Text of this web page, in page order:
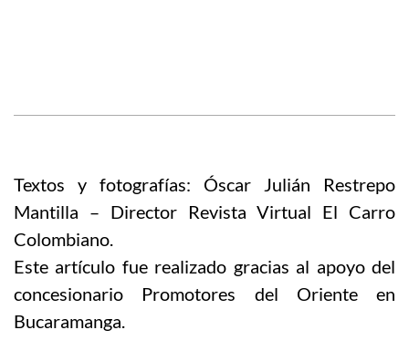
Textos y fotografías: Óscar Julián Restrepo
Mantilla – Director Revista Virtual El Carro
Colombiano.
Este artículo fue realizado gracias al apoyo del
concesionario Promotores del Oriente en
Bucaramanga.